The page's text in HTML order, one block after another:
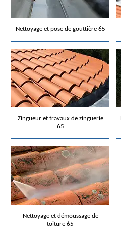
Nettoyage et pose de gouttière 65
Zingueur et travaux de zinguerie
65
Nettoyage et démoussage de
toiture 65